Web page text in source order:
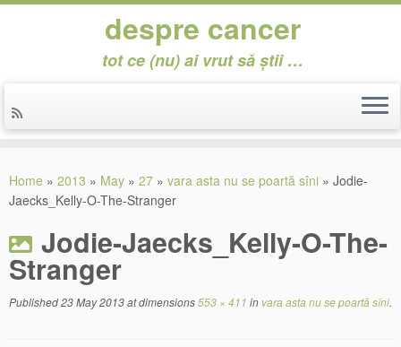
content
despre cancer
tot ce (nu) ai vrut să știi …
Home » 2013 » May » 27 » vara asta nu se poartă sîni » Jodie-
Jaecks_Kelly-O-The-Stranger
Jodie-Jaecks_Kelly-O-The-
Stranger
Published23 May 2013at dimensions553 × 411 in vara asta nu se poartă sîni.